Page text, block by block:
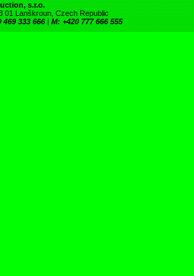
s.r.o.
01 Lanškroun, Czech Republic
469 333 666 | M: +420 777 666 555